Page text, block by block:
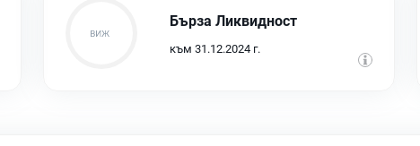
Бърза Ликвидност
към 31.12.2024 г.